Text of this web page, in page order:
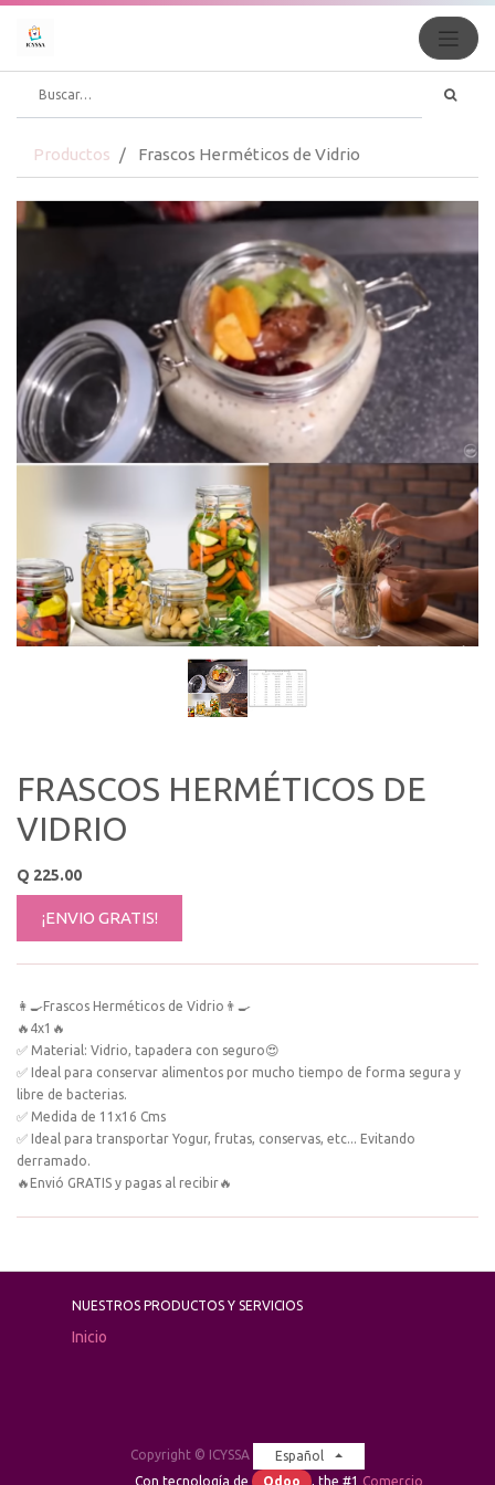
Productos Frascos Herméticos de Vidrio
FRASCOS HERMÉTICOS DE
VIDRIO
Q 225.00
¡ENVIO GRATIS!
👩‍🍳Frascos Herméticos de Vidrio👨‍🍳
🔥4x1🔥
✅ Material: Vidrio, tapadera con seguro😍
✅ Ideal para conservar alimentos por mucho tiempo de forma segura y
libre de bacterias.
✅ Medida de 11x16 Cms
✅ Ideal para transportar Yogur, frutas, conservas, etc... Evitando
derramado.
🔥Envió GRATIS y pagas al recibir🔥
NUESTROS PRODUCTOS Y SERVICIOS
Inicio
Copyright © ICYSSA
Español
Con tecnología de
Odoo , the #1 Comercio